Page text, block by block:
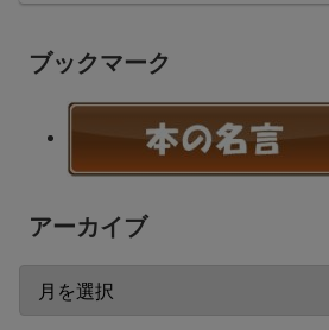
ブックマーク
アーカイブ